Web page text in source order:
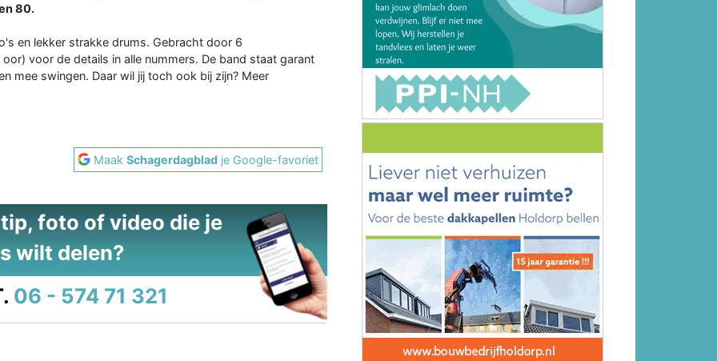
80.
en lekker strakke drums. Gebracht door 6
voor de details in alle nummers. De band staat garant
mee swingen. Daar wil jij toch ook bij zijn? Meer
MaakSchagerdagblad je Google-favoriet
foto of video die je
wilt delen?
06 - 574 71 321